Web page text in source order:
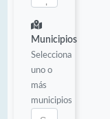
Municipios
Selecciona
uno o
más
municipios